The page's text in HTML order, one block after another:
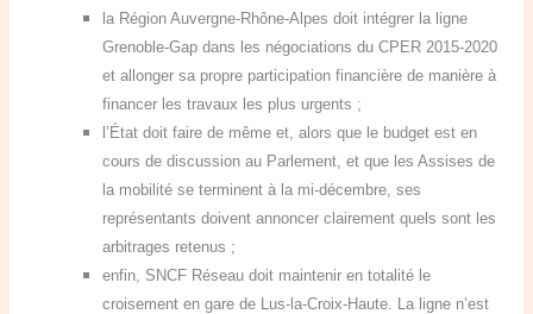
la Région Auvergne-Rhône-Alpes doit intégrer la ligne
Grenoble-Gap dans les négociations du CPER 2015-2020
et allonger sa propre participation financière de manière à
financer les travaux les plus urgents ;
l’État doit faire de même et, alors que le budget est en
cours de discussion au Parlement, et que les Assises de
la mobilité se terminent à la mi-décembre, ses
représentants doivent annoncer clairement quels sont les
arbitrages retenus ;
enfin, SNCF Réseau doit maintenir en totalité le
croisement en gare de Lus-la-Croix-Haute. La ligne n’est